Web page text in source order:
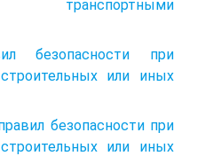
транспортными
безопасности при
или иных
безопасности при
или иных